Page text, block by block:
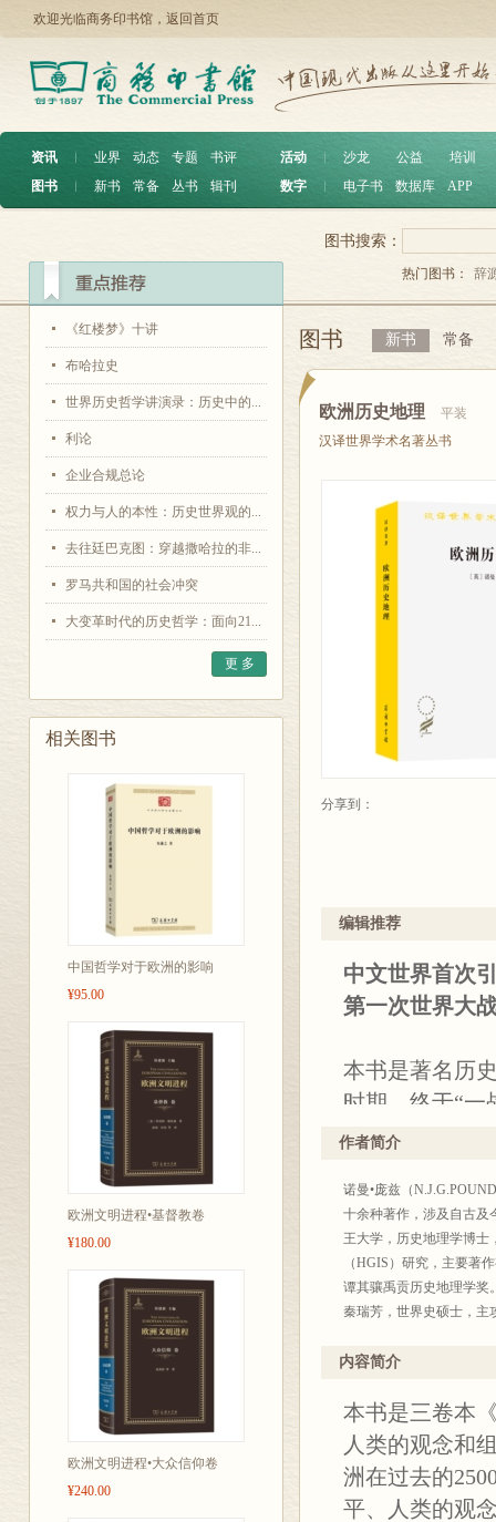
欢迎光临商务印书馆， 返回首页
资讯 ︱ 业界 动态 专题
书评
图书
︱ 新书 常备 丛书 辑刊
活动 沙龙 公益
培训
数字
电子书 数据库 APP
《红楼梦》十讲
布哈拉史
世界历史哲学讲演录：历史中的...
利论
企业合规总论
权力与人的本性：历史世界观的...
去往廷巴克图：穿越撒哈拉的非...
罗马共和国的社会冲突
大变革时代的历史哲学：面向21...
更 多
相关图书
中国哲学对于欧洲的影响
¥95.00
欧洲文明进程•基督教卷
¥180.00
欧洲文明进程•大众信仰卷
¥240.00
图书搜索：
热门图书： 辞
图书 新书 常备
欧洲历史地理
平装
汉译世界学术名著丛书
分享到：
编辑推荐
中文世界首次
第一次世界大
本书是著名历
时期，终于“一
包含丰富的数
作者简介
诺曼•庞兹（
十余种著作，涉及自古及
王大学，历史地理学博士
（HGIS）研究，主要著
谭其骧禹贡历史地理学奖
秦瑞芳，世界史硕士，主
史。译有《西方文明的统
内容简介
本书是三卷本
人类的观念和
洲在过去的
平、人类的观